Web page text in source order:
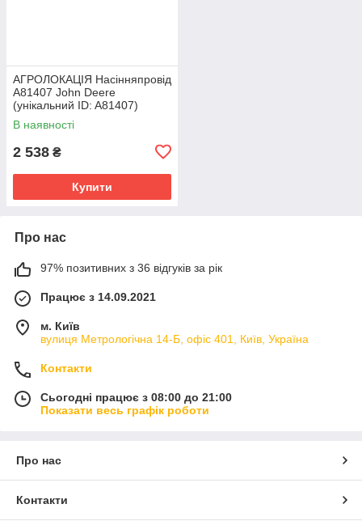
АГРОЛОКАЦІЯ Насінняпровід
A81407 John Deere
(унікальний ID: A81407)
В наявності
2 538 ₴
Купити
Про нас
97% позитивних з 36 відгуків за рік
Працює з 14.09.2021
м. Київ
вулиця Метрологічна 14-Б, офіс 401, Київ, Україна
Контакти
Сьогодні працює з 08:00 до 21:00
Показати весь графік роботи
Про нас
Контакти